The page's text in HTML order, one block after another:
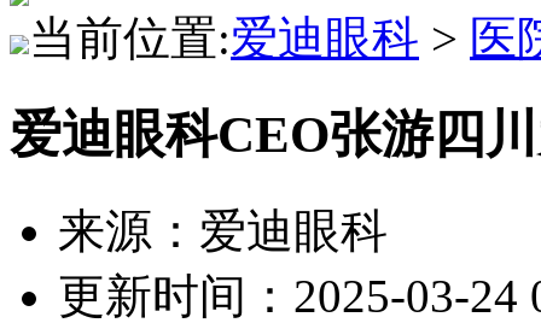
当前位置:爱迪眼科 > 医
爱迪眼科CEO张游四
来源：爱迪眼科
更新时间：2025-03-24